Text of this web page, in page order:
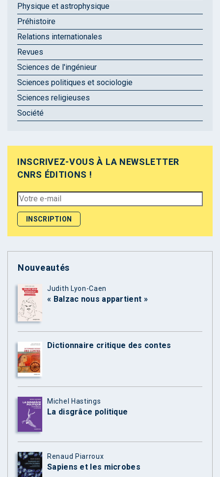
Physique et astrophysique
Préhistoire
Relations internationales
Revues
Sciences de l'ingénieur
Sciences politiques et sociologie
Sciences religieuses
Société
INSCRIVEZ-VOUS À LA NEWSLETTER
CNRS ÉDITIONS !
Nouveautés
Judith Lyon-Caen
« Balzac nous appartient »
Dictionnaire critique des contes
Michel Hastings
La disgrâce politique
Renaud Piarroux
Sapiens et les microbes